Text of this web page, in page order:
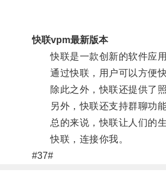
快联vpm最新版本
快联是一款创新的软件应用
通过快联，用户可以方便快
除此之外，快联还提供了照
另外，快联还支持群聊功能
总的来说，快联让人们的生
快联，连接你我。
#37#